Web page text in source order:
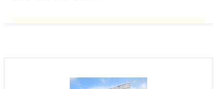
羽田空港→伊丹空港